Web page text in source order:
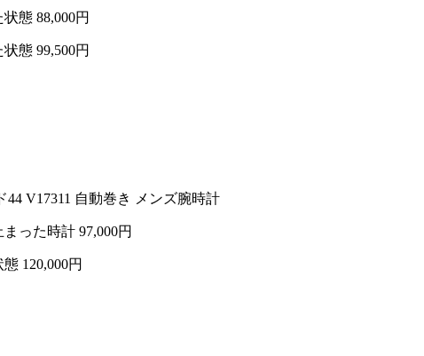
状態 88,000円
状態 99,500円
V17311 自動巻き メンズ腕時計
まった時計 97,000円
態 120,000円